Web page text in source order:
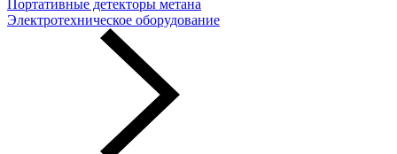
Портативные детекторы метана
Электротехническое оборудование